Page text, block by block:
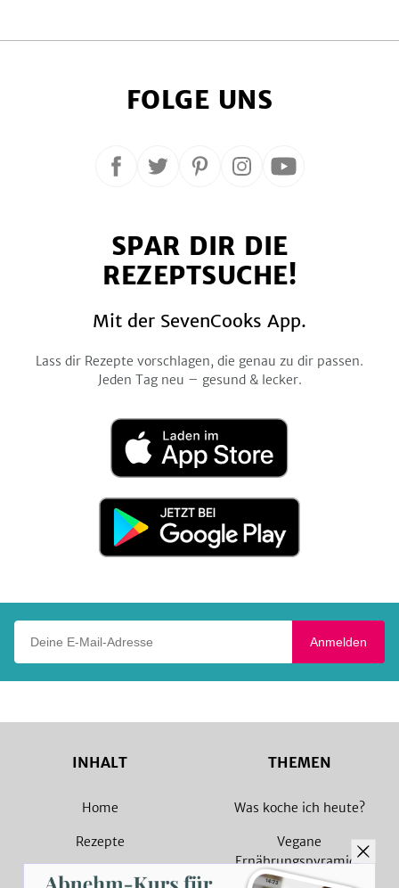
FOLGE UNS
Folge
Facebook
Folge
Twitter
Folge
Pinterest
Folge
Instagram
Folge
YouTube
SPAR DIR DIE
REZEPTSUCHE!
Mit der SevenCooks App.
Lass dir Rezepte vorschlagen, die genau zu dir passen.
Jeden Tag neu – gesund & lecker.
Laden
im
App
Jetzt
Google
Anmelden
INHALT
Home
Rezepte
Magazin
THEMEN
Was koche ich heute?
Vegane
Ernährungspyramide